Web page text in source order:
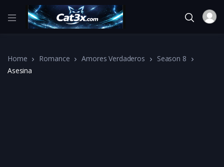
Home Romance Amores Verdaderos
Season 8
Asesina